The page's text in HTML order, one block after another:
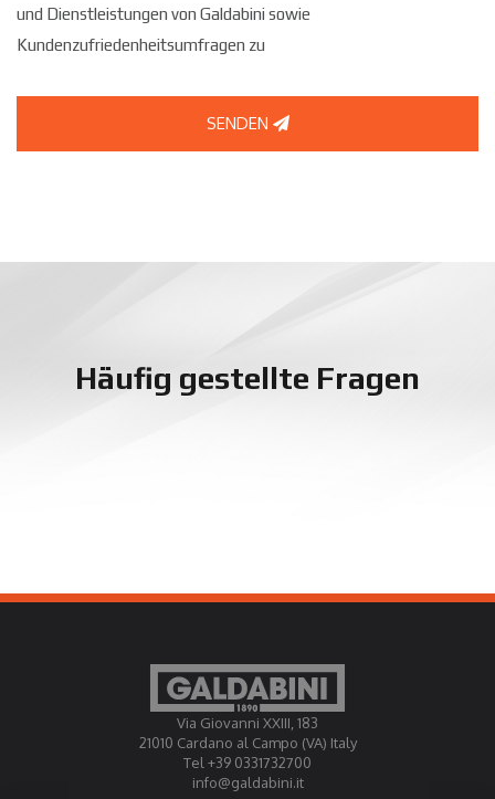
und Dienstleistungen von Galdabini sowie
Kundenzufriedenheitsumfragen zu
SENDEN
Häufig gestellte Fragen
Via Giovanni XXIII, 183
21010 Cardano al Campo (VA) Italy
Tel +39 0331732700
info@galdabini.it